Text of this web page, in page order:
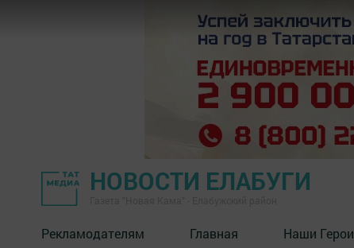
НОВОСТИ ЕЛАБУГИ
Рекламодателям Главная Наши Герои